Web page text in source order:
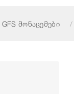
GFS მონაცემები